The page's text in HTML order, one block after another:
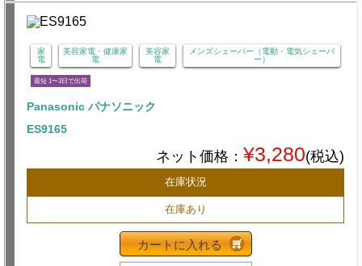
家
電
美容家電・健康家
電
美容家
電
メンズシェーバー（電動・電気シェーバ
ー）
最短 1〜3日で出荷
Panasonic パナソニック
ES9165
ネット価格： ¥3,280(税込)
在庫状況
在庫あり
カートに入れる